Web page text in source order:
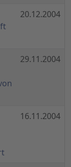
20.12.2004
29.11.2004
16.11.2004